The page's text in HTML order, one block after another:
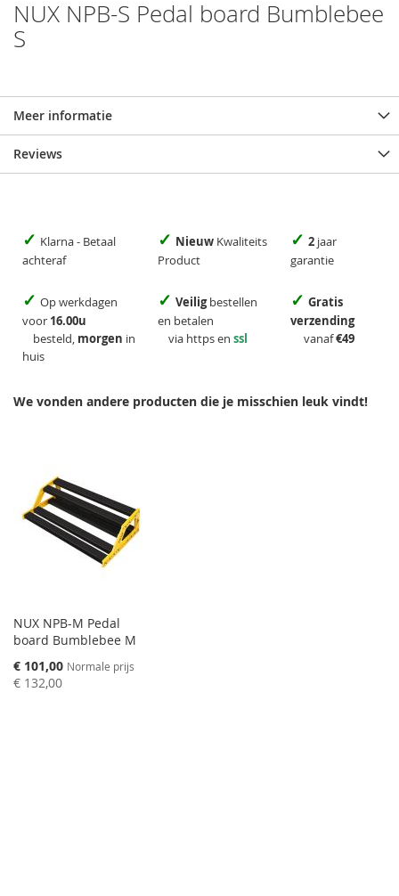
NUX NPB-S Pedal board Bumblebee
S
Meer informatie
Reviews
✓ Klarna - Betaal
achteraf
✓ Nieuw Kwaliteits
Product
✓ 2 jaar
garantie
✓ Op werkdagen
voor 16.00u
besteld, morgen in
huis
✓ Veiligbestellen
en betalen
via https en ssl
✓ Gratis
verzending
vanaf€49
We vonden andere producten die je misschien leuk vindt!
NUX NPB-M Pedal
board Bumblebee M
Speciale
prijs
€ 101,00 Normale prijs
€ 132,00